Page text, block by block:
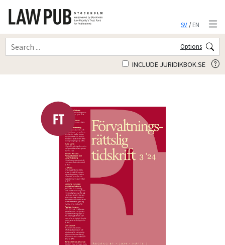
SV/EN
Options
INCLUDE JURIDIKBOK.SE